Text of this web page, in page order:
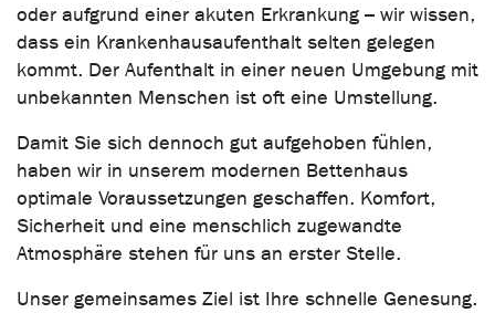
oder aufgrund einer akuten Erkrankung – wir wissen,
dass ein Krankenhausaufenthalt selten gelegen
kommt. Der Aufenthalt in einer neuen Umgebung mit
unbekannten Menschen ist oft eine Umstellung.
Damit Sie sich dennoch gut aufgehoben fühlen,
haben wir in unserem modernen Bettenhaus
optimale Voraussetzungen geschaffen. Komfort,
Sicherheit und eine menschlich zugewandte
Atmosphäre stehen für uns an erster Stelle.
Unser gemeinsames Ziel ist Ihre schnelle Genesung.